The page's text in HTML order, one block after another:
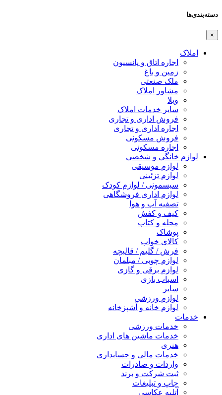
دسته‌بندی‌ها
×
املاک
اجاره اتاق و پانسیون
زمین و باغ
ملک صنعتی
مشاور املاک
ویلا
سایر خدمات املاک
فروش اداری و تجاری
اجاره اداری و تجاری
فروش مسکونی
اجاره مسکونی
لوازم خانگی و شخصی
لوازم موسیقی
لوازم تزئینی
سیسمونی / لوازم کودک
لوازم اداری فروشگاهی
تصفیه آب و هوا
کیف و کفش
مجله و کتاب
پوشاک
کالای خواب
فرش / گلیم / قالیچه
لوازم چوبی / مبلمان
لوازم برقی و گازی
اسباب بازی
سایر
لوازم ورزشی
لوازم خانه و آشپزخانه
خدمات
خدمات ورزشی
خدمات ماشین های اداری
هنری
خدمات مالی و حسابداری
واردات و صادرات
ثبت شرکت و برند
چاپ و تبلیغات
آتلیه عکاسی